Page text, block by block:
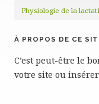
Physiologie de la
À PROPOS DE CE
C’est peut-être le
votre site ou